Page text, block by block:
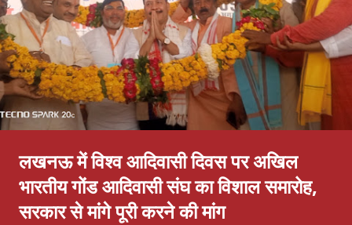
लखनऊ में विश्व आदिवासी दिवस पर अखिल
भारतीय गोंड आदिवासी संघ का विशाल समारोह,
सरकार से मांगे पूरी करने की मांग